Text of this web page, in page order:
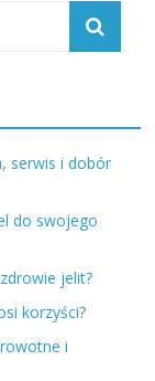
serwis i dobór
do swojego
jelit?
korzyści?
i